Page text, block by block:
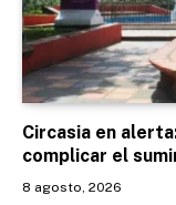
Circasia en
complicar el
8 agosto, 2026